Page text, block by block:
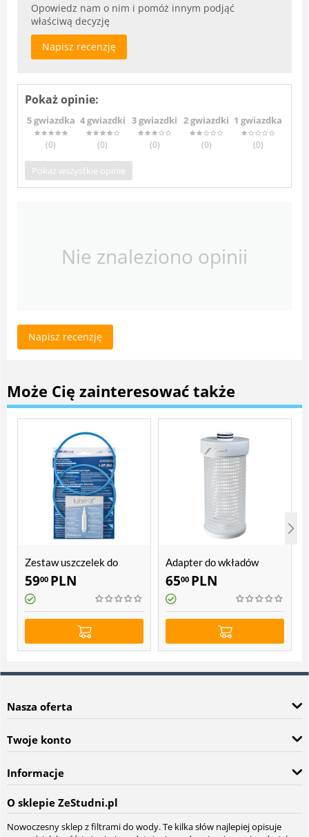
Opowiedz nam o nim i pomóż innym podjąć
właściwą decyzję
Napisz recenzję
Pokaż opinie:
5 gwiazdka
(0)
4 gwiazdki
(0)
3 gwiazdki
(0)
2 gwiazdki
(0)
1 gwiazdka
(0)
Pokaż wszystkie opinie
Nie znaleziono opinii
Napisz recenzję
Może Cię zainteresować także
Zestaw uszczelek do
filtrów Atlas Filtri DP BIG
5900 PLN
Adapter do wkładów
workowych Atlas Filtri
10"
6500 PLN
Nasza oferta
Twoje konto
Informacje
O sklepie ZeStudni.pl
Nowoczesny sklep z filtrami do wody. Te kilka słów najlepiej opisuje